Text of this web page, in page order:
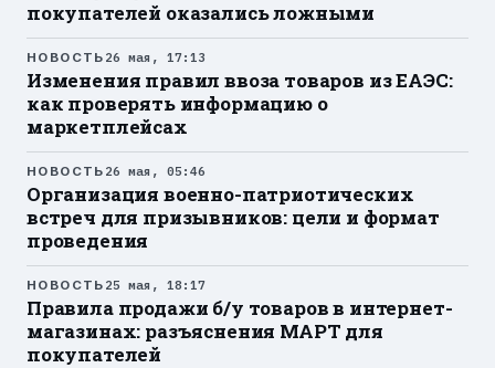
покупателей оказались ложными
НОВОСТЬ 26 мая, 17:13
Изменения правил ввоза товаров из ЕАЭС:
как проверять информацию о
маркетплейсах
НОВОСТЬ 26 мая, 05:46
Организация военно-патриотических
встреч для призывников: цели и формат
проведения
НОВОСТЬ 25 мая, 18:17
Правила продажи б/у товаров в интернет-
магазинах: разъяснения МАРТ для
покупателей